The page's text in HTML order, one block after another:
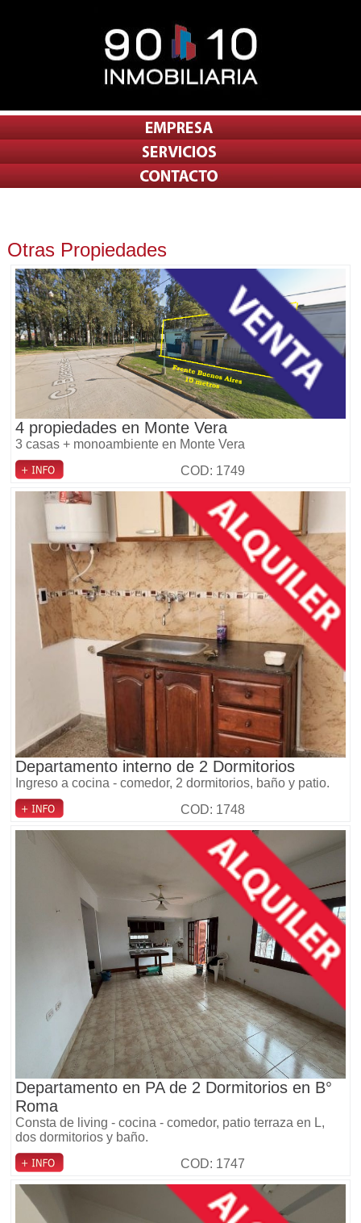
Otras Propiedades
4 propiedades en Monte Vera
3 casas + monoambiente en Monte Vera
COD: 1749
Departamento interno de 2 Dormitorios
Ingreso a cocina - comedor, 2 dormitorios, baño y patio.
COD: 1748
Departamento en PA de 2 Dormitorios en B°
Roma
Consta de living - cocina - comedor, patio terraza en L,
dos dormitorios y baño.
COD: 1747